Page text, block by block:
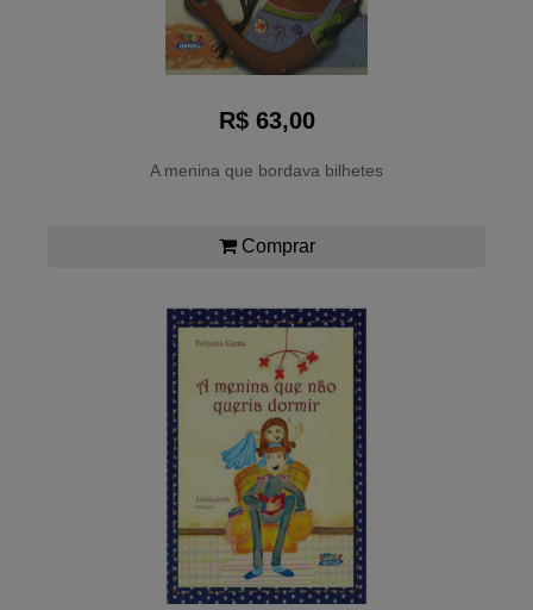
R$ 63,00
A menina que bordava bilhetes
Comprar